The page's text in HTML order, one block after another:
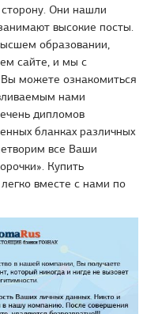
Они нашли
высокие посты.
образовании,
сайте, и мы с
можете ознакомиться
нами
дипломов
бланках различных
все Ваши
Купить
вместе с нами по